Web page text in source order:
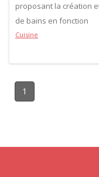
proposant la création
de bains en fonction
Cuisine
1